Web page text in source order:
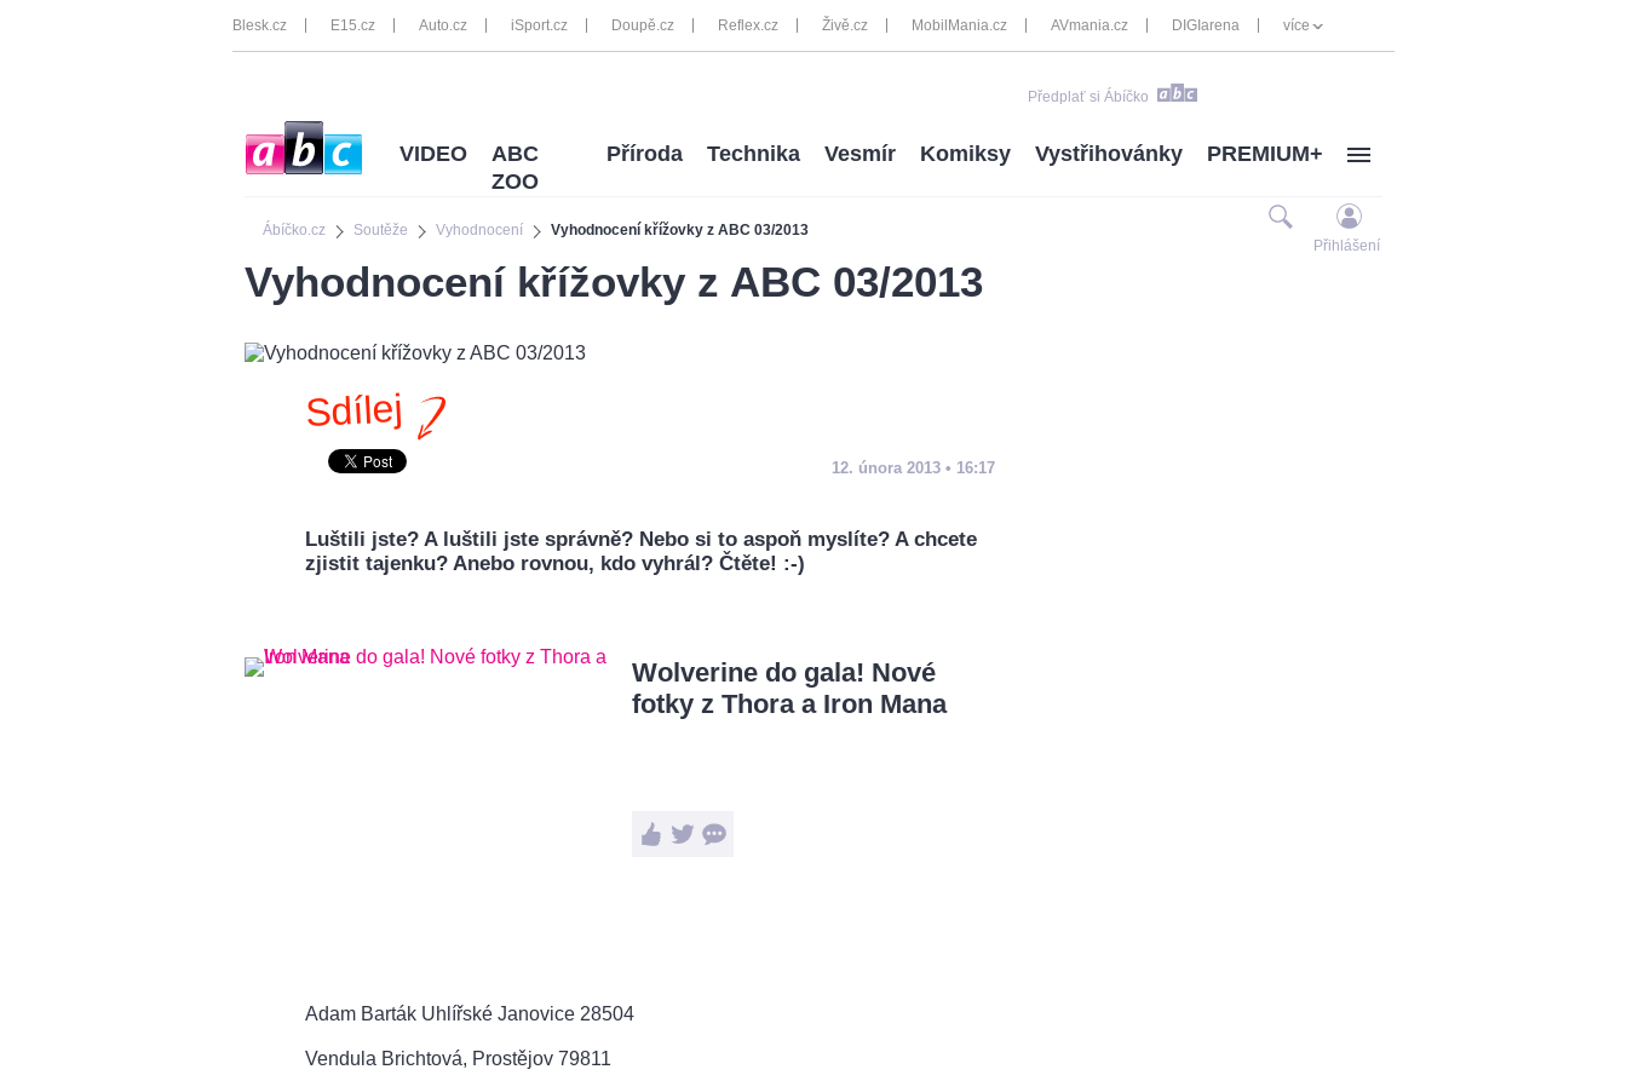
Blesk.cz E15.cz Auto.cz iSport.cz Doupě.cz Reflex.cz Živě.cz MobilMania.cz AVmania.cz DIGIarena více
Předplať si Ábíčko
Ábíčko.cz Soutěže Vyhodnocení Vyhodnocení křížovky z ABC 03/2013
VIDEO
ABC
ZOO
Příroda Technika Vesmír Komiksy Vystřihovánky PREMIUM+
Přihlášení
Vyhodnocení křížovky z ABC 03/2013
Sdílej
12. února 2013 • 16:17
Luštili jste? A luštili jste správně? Nebo si to aspoň myslíte? A chcete
zjistit tajenku? Anebo rovnou, kdo vyhrál? Čtěte! :-)
Wolverine do gala! Nové
fotky z Thora a Iron Mana
Adam Barták Uhlířské Janovice 28504
Vendula Brichtová, Prostějov 79811